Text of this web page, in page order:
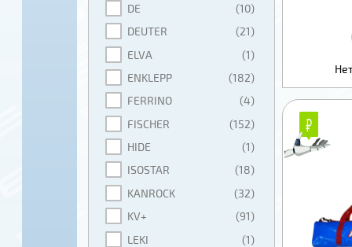
DE
(10)
DEUTER
(21)
ELVA
(1)
ENKLEPP
(182)
FERRINO
(4)
FISCHER
(152)
HIDE
(1)
ISOSTAR
(18)
KANROCK
(32)
KV+
(91)
LEKI
(1)
₽
₽